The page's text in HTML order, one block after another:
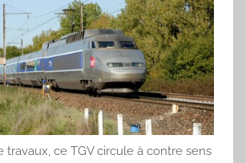
travaux, ce TGV circule à contre sens